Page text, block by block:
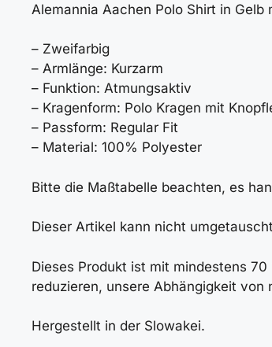
Alemannia Aachen Polo Shirt in
– Zweifarbig
– Armlänge: Kurzarm
– Funktion: Atmungsaktiv
– Kragenform: Polo Kragen mit
– Passform: Regular Fit
– Material: 100% Polyester
Bitte die Maßtabelle beachten, es
Dieser Artikel kann nicht
Dieses Produkt ist mit mindestens
reduzieren, unsere Abhängigkeit von
Hergestellt in der Slowakei.